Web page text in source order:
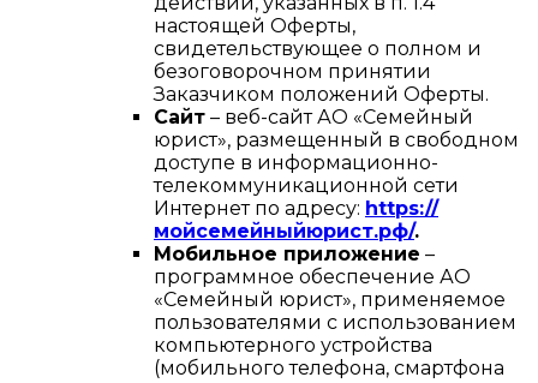
настоящей Оферты,
свидетельствующее о полном и
безоговорочном принятии
Заказчиком положений Оферты.
Сайт – веб-сайт АО «Семейный
юрист», размещенный в свободном
доступе в информационно-
телекоммуникационной сети
Интернет по адресу: https://
мойсемейныйюрист.рф/.
Мобильное приложение –
программное обеспечение АО
«Семейный юрист», применяемое
пользователями с использованием
компьютерного устройства
(мобильного телефона, смартфона